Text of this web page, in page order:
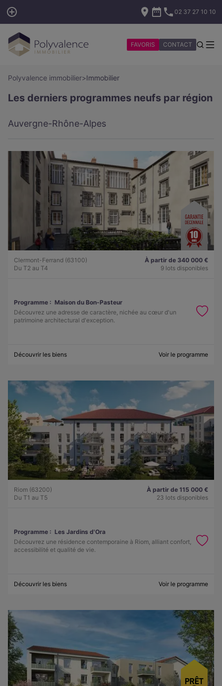
02 37 27 10 10
FAVORIS CONTACT
Polyvalence immobilier>Immobilier
Les derniers programmes neufs par région
Auvergne-Rhône-Alpes
Clermont-Ferrand (63100)
Du T2 au T4
À partir de 340 000 €
9 lots disponibles
Programme : Maison du Bon-Pasteur
Découvrez une adresse de caractère, nichée au cœur d'un
patrimoine architectural d'exception.
Découvrir les biens Voir le programme
Riom (63200)
Du T1 au T5
À partir de 115 000 €
23 lots disponibles
Programme : Les Jardins d'Ora
Découvrez une résidence contemporaine à Riom, alliant confort,
accessibilité et qualité de vie.
Découvrir les biens Voir le programme